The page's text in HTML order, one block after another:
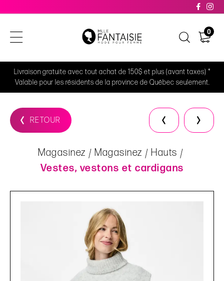
0
Livraison gratuite avec tout achat de 150$ et plus (avant taxes) *
Valable pour les résidents de la province de Québec seulement.
RETOUR
Magasinez Magasinez
Hauts
Vestes, vestons et cardigans